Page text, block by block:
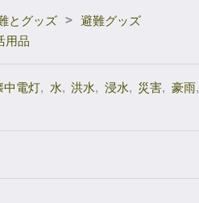
とグッズ > 避難グッズ
用品
中電灯, 水, 洪水, 浸水, 災害, 豪雨,